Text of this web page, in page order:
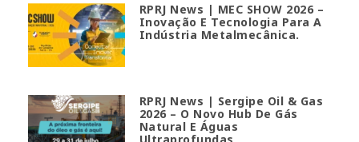
RPRJ News | MEC SHOW 2026 –
Inovação E Tecnologia Para A
Indústria Metalmecânica.
RPRJ News | Sergipe Oil & Gas
2026 – O Novo Hub De Gás
Natural E Águas
Ultraprofundas.